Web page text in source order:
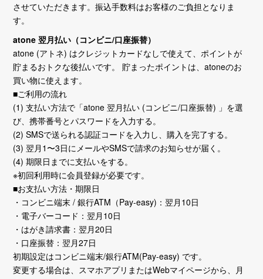
させていただきます。振込手数料はお客様のご負担となりま
す。
atone 翌月払い（コンビニ/口座振替）
atone (アトネ) はクレジットカードなしで使えて、ポイントが
貯まるおトクな後払いです。 貯まったポイントは、atoneのお
買い物に使えます。
■ご利用の流れ
(1) 支払い方法で「atone 翌月払い (コンビニ/口座振替) 」を選
び、携帯番号とパスワードを入力する。
(2) SMSで送られる認証コードを入力し、購入を完了する。
(3) 翌月1〜3日にメールやSMSで請求のお知らせが届く。
(4) 期限日までに支払いをする。
※初回利用時に会員登録が必要です。
■お支払い方法・期限日
・コンビニ端末 / 銀行ATM（Pay-easy)：翌月10日
・電子バーコード：翌月10日
・はがき請求書：翌月20日
・口座振替：翌月27日
初期設定はコンビニ端末/銀行ATM(Pay-easy) です。
変更する場合は、スマホアプリまたはWebマイページから、月